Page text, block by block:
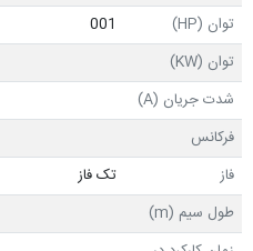
توان (HP)
001
توان (KW)
شدت جریان (A)
فرکانس
فاز
تک فاز
طول سیم (m)